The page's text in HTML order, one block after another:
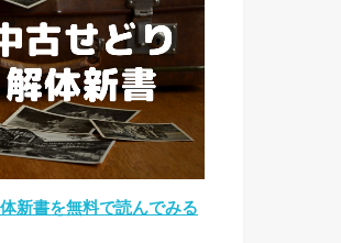
新書を無料で読んでみる